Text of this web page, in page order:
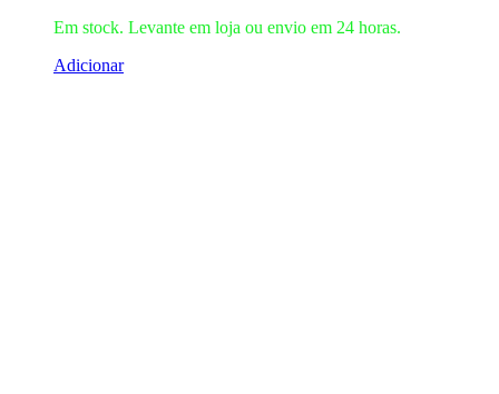
Em stock. Levante em loja ou envio em 24 horas.
Adicionar